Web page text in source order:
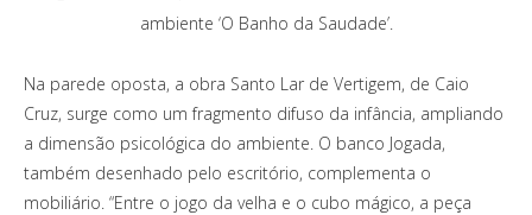
ambiente ‘O Banho da Saudade’.
Na parede oposta, a obra Santo Lar de Vertigem, de Caio
Cruz, surge como um fragmento difuso da infância, ampliando
a dimensão psicológica do ambiente. O banco Jogada,
também desenhado pelo escritório, complementa o
mobiliário. “Entre o jogo da velha e o cubo mágico, a peça